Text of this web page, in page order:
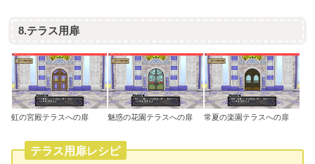
8.テラス用扉
虹の宮殿テラスへの扉 魅惑の花園テラスへの扉 常夏の楽園テラスへの扉
テラス用扉レシピ